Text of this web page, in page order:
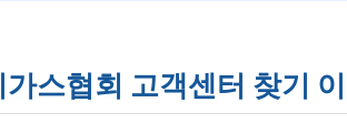
스협회 고객센터 찾기